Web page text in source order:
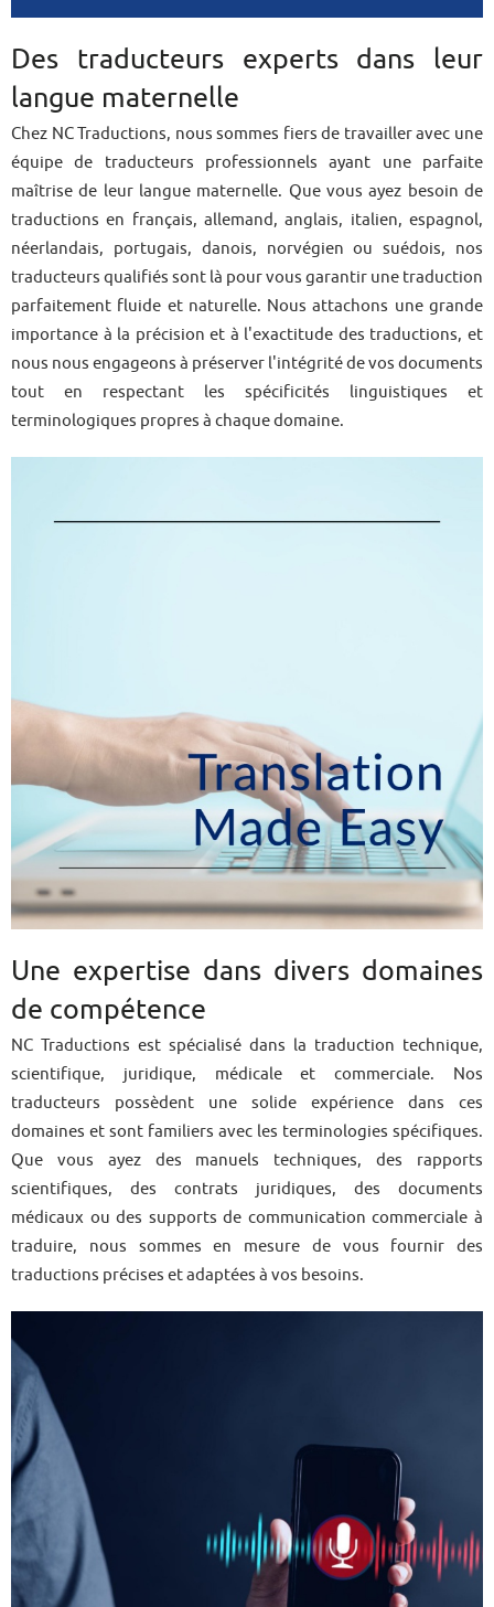
Des traducteurs experts dans leur
langue maternelle
Chez NC Traductions, nous sommes fiers de travailler avec une
équipe de traducteurs professionnels ayant une parfaite
maîtrise de leur langue maternelle. Que vous ayez besoin de
traductions en français, allemand, anglais, italien, espagnol,
néerlandais, portugais, danois, norvégien ou suédois, nos
traducteurs qualifiés sont là pour vous garantir une traduction
parfaitement fluide et naturelle. Nous attachons une grande
importance à la précision et à l'exactitude des traductions, et
nous nous engageons à préserver l'intégrité de vos documents
tout en respectant les spécificités linguistiques et
terminologiques propres à chaque domaine.
Une expertise dans divers domaines
de compétence
NC Traductions est spécialisé dans la traduction technique,
scientifique, juridique, médicale et commerciale. Nos
traducteurs possèdent une solide expérience dans ces
domaines et sont familiers avec les terminologies spécifiques.
Que vous ayez des manuels techniques, des rapports
scientifiques, des contrats juridiques, des documents
médicaux ou des supports de communication commerciale à
traduire, nous sommes en mesure de vous fournir des
traductions précises et adaptées à vos besoins.